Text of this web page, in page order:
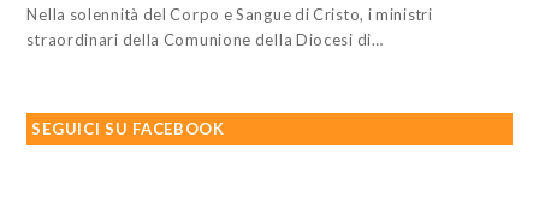
Nella solennità del Corpo e Sangue di Cristo, i ministri
straordinari della Comunione della Diocesi di…
SEGUICI SU FACEBOOK